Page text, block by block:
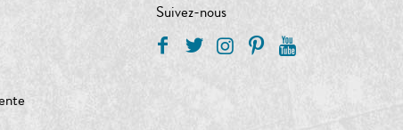
Suivez-nous